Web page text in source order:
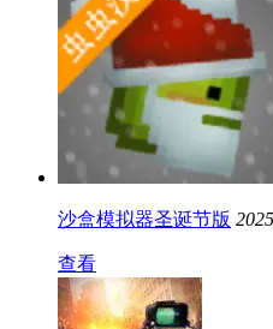
沙盒模拟器圣诞节版
查看